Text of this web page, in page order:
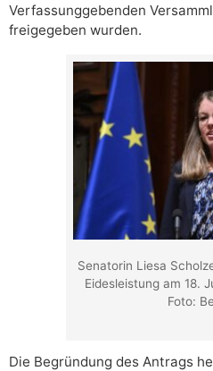
Verfassunggebenden
freigegeben wurden.
Senatorin Liesa
Eidesleistung am 18.
Foto:
Die Begründung des Antrags